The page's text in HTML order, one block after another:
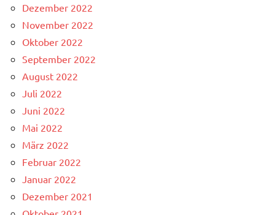
Dezember 2022
November 2022
Oktober 2022
September 2022
August 2022
Juli 2022
Juni 2022
Mai 2022
März 2022
Februar 2022
Januar 2022
Dezember 2021